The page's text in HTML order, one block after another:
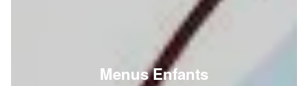
Menus Enfants